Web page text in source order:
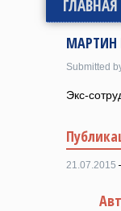
ГЛАВНАЯ
МАРТИН
Submitted
Экс-
21.07.2015